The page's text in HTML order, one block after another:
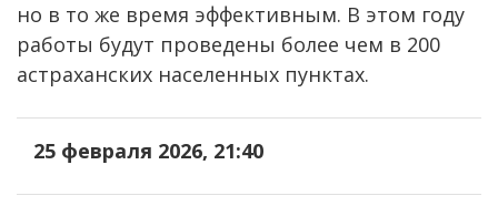
но в то же время эффективным. В этом году
работы будут проведены более чем в 200
астраханских населенных пунктах.
25 февраля 2026, 21:40